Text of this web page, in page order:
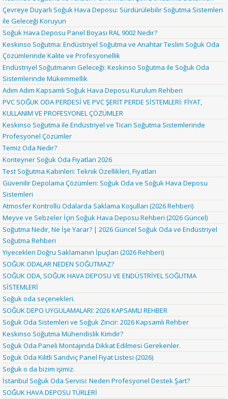
Çevreye Duyarlı Soğuk Hava Deposu: Sürdürülebilir Soğutma Sistemleri
ile Geleceği Koruyun
Soğuk Hava Deposu Panel Boyası RAL 9002 Nedir?
Keskinso Soğutma: Endüstriyel Soğutma ve Anahtar Teslim Soğuk Oda
Çözümlerinde Kalite ve Profesyonellik
Endüstriyel Soğutmanın Geleceği: Keskinso Soğutma ile Soğuk Oda
Sistemlerinde Mükemmellik
Adım Adım Kapsamlı Soğuk Hava Deposu Kurulum Rehberi
PVC SOĞUK ODA PERDESİ VE PVC ŞERİT PERDE SİSTEMLERİ: FİYAT,
KULLANIM VE PROFESYONEL ÇÖZÜMLER
Keskinso Soğutma ile Endüstriyel ve Ticari Soğutma Sistemlerinde
Profesyonel Çözümler
Temiz Oda Nedir?
Konteyner Soğuk Oda Fiyatları 2026
Test Soğutma Kabinleri: Teknik Özellikleri, Fiyatları
Güvenilir Depolama Çözümleri: Soğuk Oda ve Soğuk Hava Deposu
Sistemleri
Atmosfer Kontrollü Odalarda Saklama Koşulları (2026 Rehberi)
Meyve ve Sebzeler İçin Soğuk Hava Deposu Rehberi (2026 Güncel)
Soğutma Nedir, Ne İşe Yarar? | 2026 Güncel Soğuk Oda ve Endüstriyel
Soğutma Rehberi
Yiyecekleri Doğru Saklamanın İpuçları (2026 Rehberi)
SOĞUK ODALAR NEDEN SOĞUTMAZ?
SOĞUK ODA, SOĞUK HAVA DEPOSU VE ENDÜSTRİYEL SOĞUTMA
SİSTEMLERİ
Soğuk oda seçenekleri.
SOĞUK DEPO UYGULAMALARI: 2026 KAPSAMLI REHBER
Soğuk Oda Sistemleri ve Soğuk Zincir: 2026 Kapsamlı Rehber
Keskinso Soğutma Mühendislik Kimdir?
Soğuk Oda Paneli Montajında Dikkat Edilmesi Gerekenler.
Soğuk Oda Kilitli Sandviç Panel Fiyat Listesi (2026)
Soğuk o da bizim işimiz.
İstanbul Soğuk Oda Servisi: Neden Profesyonel Destek Şart?
SOĞUK HAVA DEPOSU TÜRLERİ